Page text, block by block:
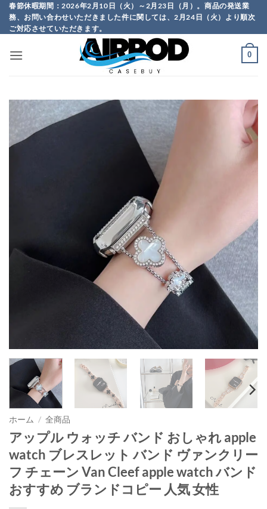
Skip
content
春節休暇期間：2026年2月10日（火）～2月23日（月）。商品の発送業
務、お問い合わせいただきました件に関しては、2月24日（火）より順次
ご対応させていただきます。
0
ホーム / 全商品
アップル ウォッチ バンド おしゃれ apple
watch ブレスレット バンド ヴァンクリー
フ チェーン Van Cleef apple watch バンド
おすすめ ブランドコピー 人気 女性